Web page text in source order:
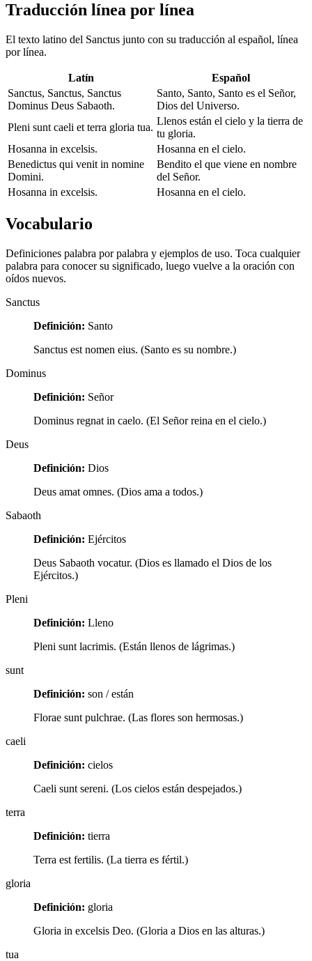
Traducción línea por línea
El texto latino del Sanctus junto con su traducción al español, línea
por línea.
Latín
Español
Sanctus, Sanctus, Sanctus
Dominus Deus Sabaoth.
Santo, Santo, Santo es el Señor,
Dios del Universo.
Pleni sunt caeli et terra gloria tua.
Llenos están el cielo y la tierra de
tu gloria.
Hosanna in excelsis.
Hosanna en el cielo.
Benedictus qui venit in nomine
Domini.
Bendito el que viene en nombre
del Señor.
Hosanna in excelsis.
Hosanna en el cielo.
Vocabulario
Definiciones palabra por palabra y ejemplos de uso. Toca cualquier
palabra para conocer su significado, luego vuelve a la oración con
oídos nuevos.
Sanctus
Definición: Santo
Sanctus est nomen eius. (Santo es su nombre.)
Dominus
Definición: Señor
Dominus regnat in caelo. (El Señor reina en el cielo.)
Deus
Definición: Dios
Deus amat omnes. (Dios ama a todos.)
Sabaoth
Definición: Ejércitos
Deus Sabaoth vocatur. (Dios es llamado el Dios de los
Ejércitos.)
Pleni
Definición: Lleno
Pleni sunt lacrimis. (Están llenos de lágrimas.)
sunt
Definición: son / están
Florae sunt pulchrae. (Las flores son hermosas.)
caeli
Definición: cielos
Caeli sunt sereni. (Los cielos están despejados.)
terra
Definición: tierra
Terra est fertilis. (La tierra es fértil.)
gloria
Definición: gloria
Gloria in excelsis Deo. (Gloria a Dios en las alturas.)
tua